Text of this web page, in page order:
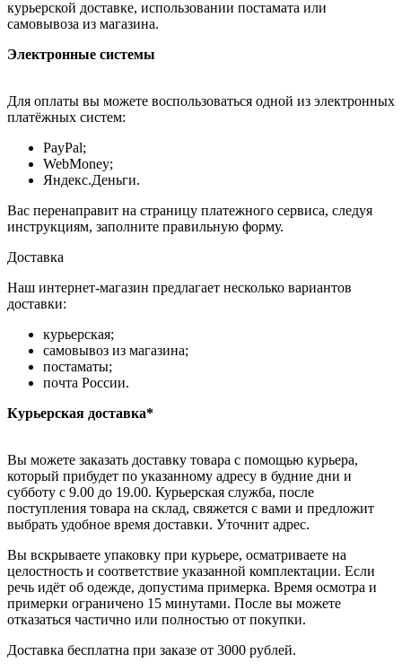
курьерской доставке, использовании постамата или
самовывоза из магазина.
Электронные системы
Для оплаты вы можете воспользоваться одной из электронных
платёжных систем:
PayPal;
WebMoney;
Яндекс.Деньги.
Вас перенаправит на страницу платежного сервиса, следуя
инструкциям, заполните правильную форму.
Доставка
Наш интернет-магазин предлагает несколько вариантов
доставки:
курьерская;
самовывоз из магазина;
постаматы;
почта России.
Курьерская доставка*
Вы можете заказать доставку товара с помощью курьера,
который прибудет по указанному адресу в будние дни и
субботу с 9.00 до 19.00. Курьерская служба, после
поступления товара на склад, свяжется с вами и предложит
выбрать удобное время доставки. Уточнит адрес.
Вы вскрываете упаковку при курьере, осматриваете на
целостность и соответствие указанной комплектации. Если
речь идёт об одежде, допустима примерка. Время осмотра и
примерки ограничено 15 минутами. После вы можете
отказаться частично или полностью от покупки.
Доставка бесплатна при заказе от 3000 рублей.